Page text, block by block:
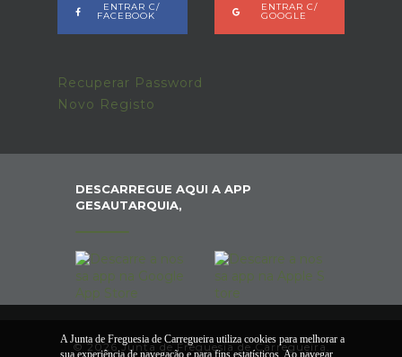
ENTRAR C/
FACEBOOK
ENTRAR C/
GOOGLE
Recuperar Password
Novo Registo
DESCARREGUE AQUI A APP
GESAUTARQUIA,
© 2026 Junta de Freguesia de Carregueira.
A Junta de Freguesia de Carregueira utiliza cookies para melhorar a
sua experiência de navegação e para fins estatísticos. Ao navegar